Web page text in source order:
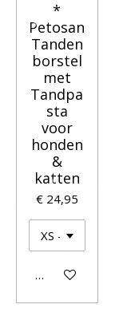
*
Petosan
Tanden
borstel
met
Tandpa
sta
voor
honden
&
katten
€ 24,95
In winkelwagen